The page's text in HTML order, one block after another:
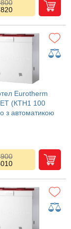
Eurotherm
(КТН1 100
з автоматикою